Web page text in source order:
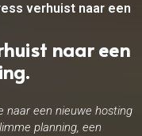
verhuist naar een
naar een
naar een nieuwe hosting
planning, een